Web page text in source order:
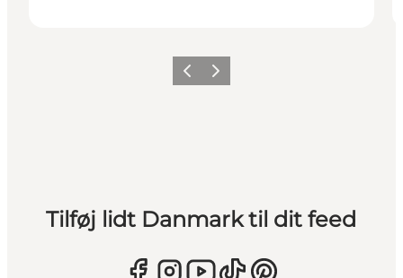
ForrigeNæste
Tilføj lidt Danmark til dit feed